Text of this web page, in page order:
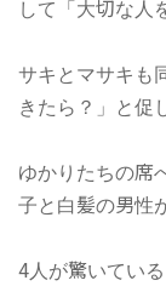
して「大切な人
サキとマサキも
きたら？」と促
ゆかりたちの席
子と白髪の男性
4人が驚いてい